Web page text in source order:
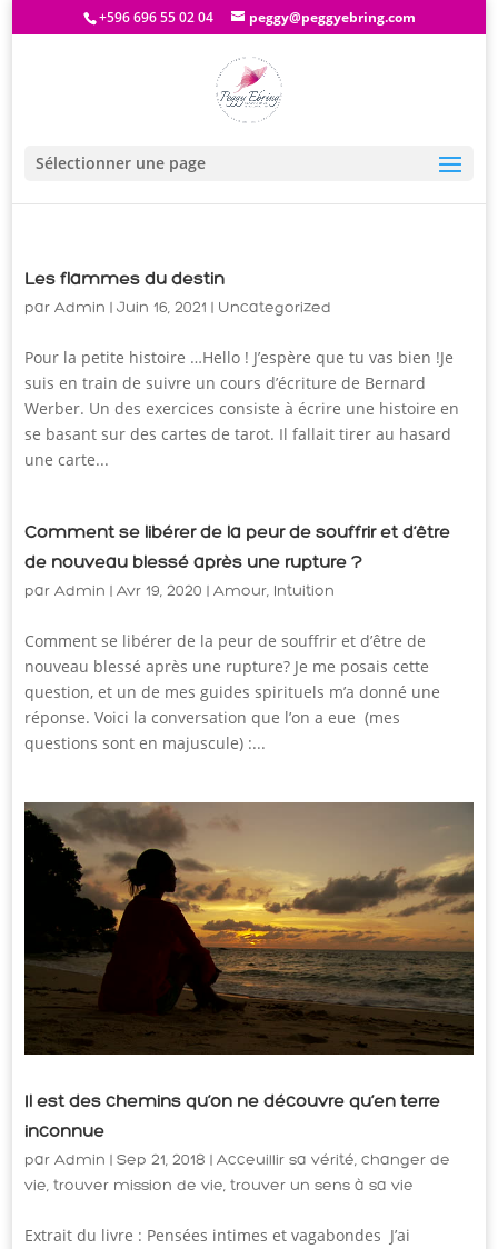
+596 696 55 02 04 peggy@peggyebring.com
Sélectionner une page
Les flammes du destin
par Admin Juin 16, 2021 Uncategorized
Pour la petite histoire …Hello ! J’espère que tu vas bien !Je
suis en train de suivre un cours d’écriture de Bernard
Werber. Un des exercices consiste à écrire une histoire en
se basant sur des cartes de tarot. Il fallait tirer au hasard
une carte...
Comment se libérer de la peur de souffrir et d’être
de nouveau blessé après une rupture ?
par Admin Avr 19, 2020 Amour, Intuition
Comment se libérer de la peur de souffrir et d’être de
nouveau blessé après une rupture? Je me posais cette
question, et un de mes guides spirituels m’a donné une
réponse. Voici la conversation que l’on a eue (mes
questions sont en majuscule) :...
Il est des chemins qu’on ne découvre qu’en terre
inconnue
par Admin Sep 21, 2018 Acceuillir sa vérité, changer de
vie, trouver mission de vie, trouver un sens à sa vie
Extrait du livre : Pensées intimes et vagabondes J’ai